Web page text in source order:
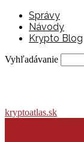
Správy
Návody
Krypto Blog
Vyhľadávanie
kryptoatlas.sk